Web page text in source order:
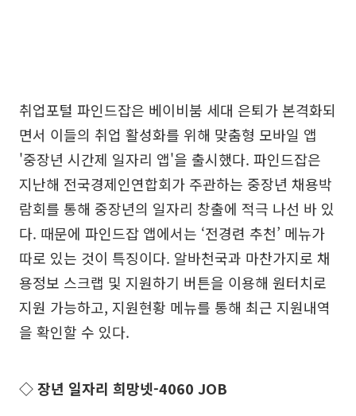
취업포털 파인드잡은 베이비붐 세대 은퇴가 본격화되
면서 이들의 취업 활성화를 위해 맞춤형 모바일 앱
'중장년 시간제 일자리 앱'을 출시했다. 파인드잡은
지난해 전국경제인연합회가 주관하는 중장년 채용박
람회를 통해 중장년의 일자리 창출에 적극 나선 바 있
다. 때문에 파인드잡 앱에서는 ‘전경련 추천’ 메뉴가
따로 있는 것이 특징이다. 알바천국과 마찬가지로 채
용정보 스크랩 및 지원하기 버튼을 이용해 원터치로
지원 가능하고, 지원현황 메뉴를 통해 최근 지원내역
을 확인할 수 있다.
◇ 장년 일자리 희망넷-4060 JOB